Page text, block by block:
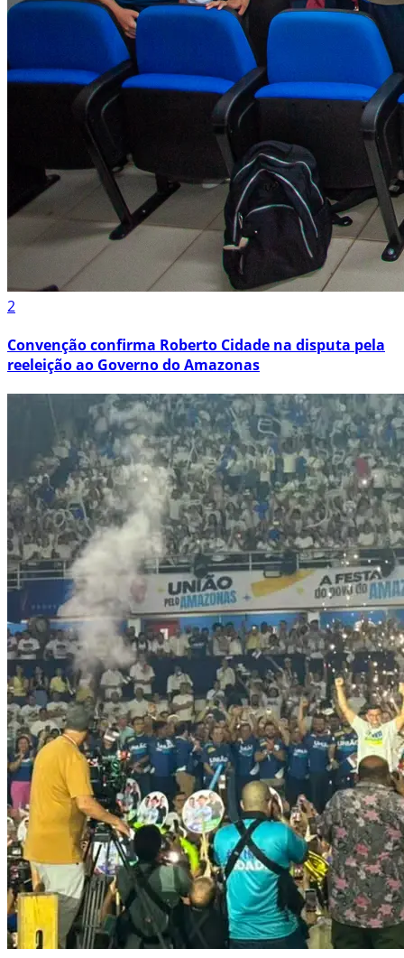
2
Convenção confirma Roberto Cidade na disputa pela
reeleição ao Governo do Amazonas